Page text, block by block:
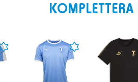
KOMPLETTERA